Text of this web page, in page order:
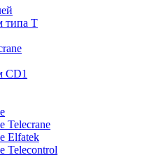
типа Т
CD1
Telecrane
Elfatek
Telecontrol